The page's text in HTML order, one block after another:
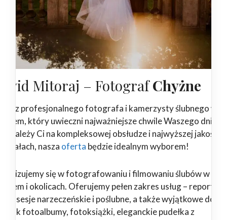
Mitoraj – FotografChyżne
profesjonalnego fotografa i kamerzysty ślubnego w
który uwieczni najważniejsze chwile Waszego dnia?
zależy Ci na kompleksowej obsłudze i najwyższej jakości
nasza oferta będzie idealnym wyborem!
się w fotografowaniu i filmowaniu ślubów w
i okolicach. Oferujemy pełen zakres usług – reportaże
sesje narzeczeńskie i poślubne, a także wyjątkowe
jak fotoalbumy, fotoksiążki, eleganckie pudełka z